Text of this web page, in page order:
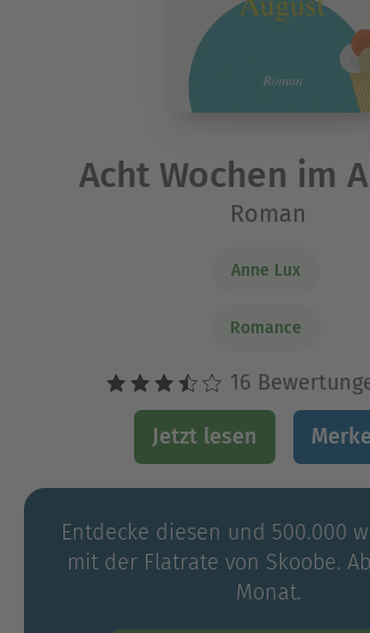
Acht Wochen im
Roman
Anne Lux
Romance
16
Jetzt lesen
Entdecke diesen und 500.000
mit der Flatrate von Skoobe.
Monat.